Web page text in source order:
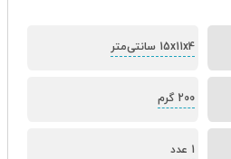
15x11x4 سانتی‌متر
200 گرم
1 عدد